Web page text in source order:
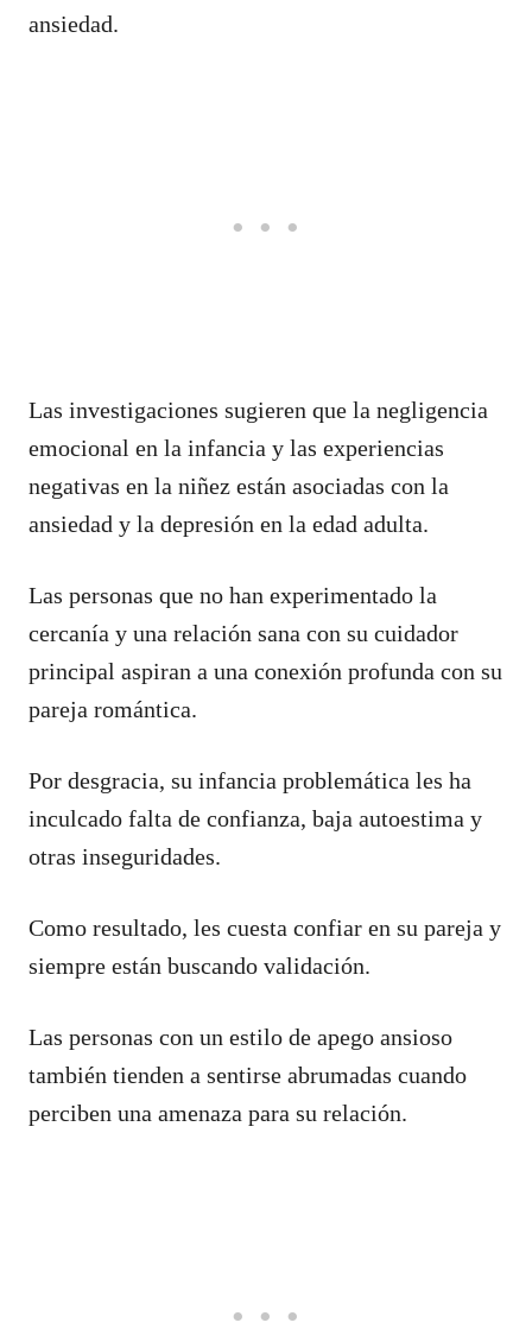
ansiedad.
Las investigaciones sugieren que la negligencia
emocional en la infancia y las experiencias
negativas en la niñez están asociadas con la
ansiedad y la depresión en la edad adulta.
Las personas que no han experimentado la
cercanía y una relación sana con su cuidador
principal aspiran a una conexión profunda con su
pareja romántica.
Por desgracia, su infancia problemática les ha
inculcado falta de confianza, baja autoestima y
otras inseguridades.
Como resultado, les cuesta confiar en su pareja y
siempre están buscando validación.
Las personas con un estilo de apego ansioso
también tienden a sentirse abrumadas cuando
perciben una amenaza para su relación.